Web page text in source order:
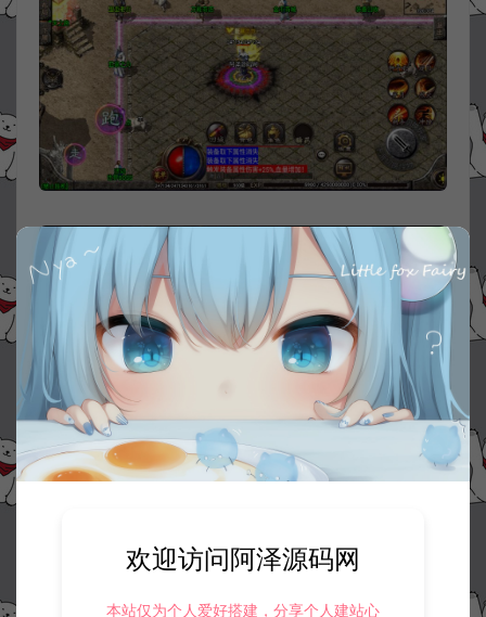
欢迎访问阿泽源码网
本站仅为个人爱好搭建，分享个人建站心